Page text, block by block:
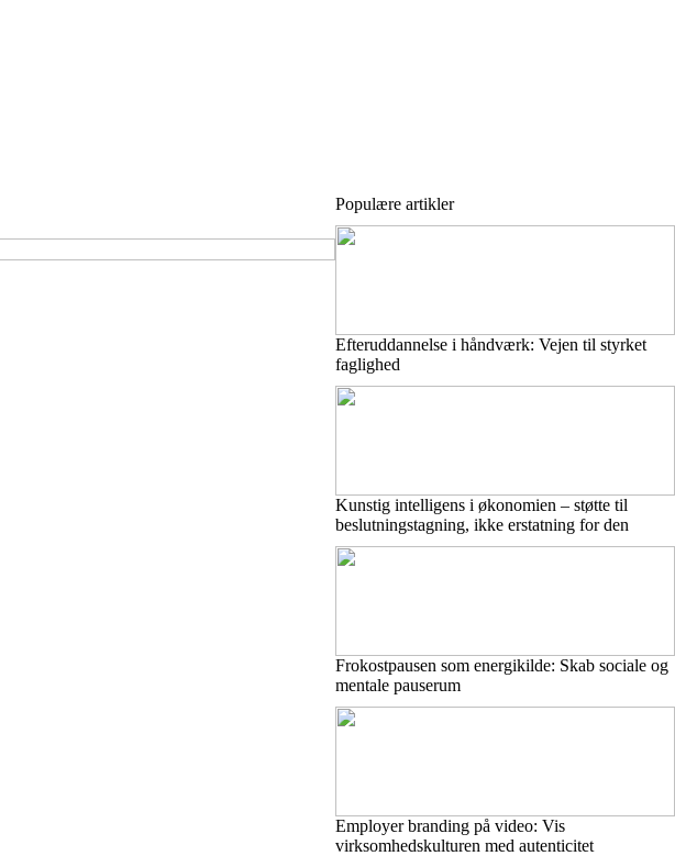
Populære artikler
Efteruddannelse i håndværk: Vejen til styrket
faglighed
Kunstig intelligens i økonomien – støtte til
beslutningstagning, ikke erstatning for den
Frokostpausen som energikilde: Skab sociale og
mentale pauserum
Employer branding på video: Vis
virksomhedskulturen med autenticitet